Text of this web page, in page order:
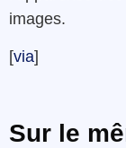
images.
[via]
Sur le